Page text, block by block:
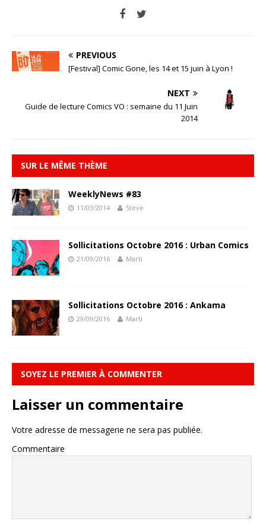
PREVIOUS
[Festival] Comic Gone, les 14 et 15 juin à Lyon !
NEXT
Guide de lecture Comics VO : semaine du 11 Juin
2014
SUR LE MÊME THÈME
WeeklyNews #83
11/03/2014 Steve
Sollicitations Octobre 2016 : Urban Comics
21/09/2016 Marti
Sollicitations Octobre 2016 : Ankama
29/09/2016 Marti
SOYEZ LE PREMIER À COMMENTER
Laisser un commentaire
Votre adresse de messagerie ne sera pas publiée.
Commentaire